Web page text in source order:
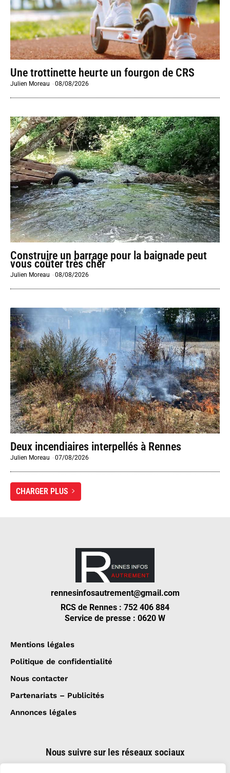
Une trottinette heurte un fourgon de CRS
Julien Moreau -08/08/2026
Construire un barrage pour la baignade peut
vous coûter très cher
Julien Moreau -08/08/2026
Deux incendiaires interpellés à Rennes
Julien Moreau -07/08/2026
CHARGER PLUS
rennesinfosautrement@gmail.com
RCS de Rennes : 752 406 884
Service de presse : 0620 W
Mentions légales
Politique de confidentialité
Nous contacter
Partenariats – Publicités
Annonces légales
Nous suivre sur les réseaux sociaux